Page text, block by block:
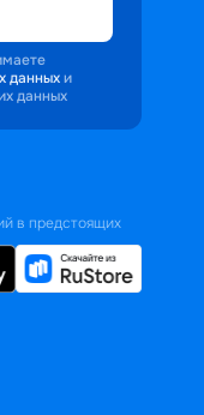
данных и
данных
в предстоящих